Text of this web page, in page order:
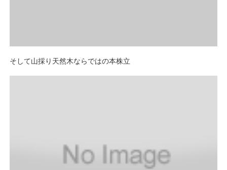
そして山採り天然木ならではの本株立